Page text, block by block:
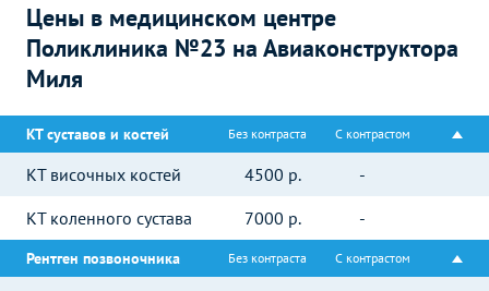
Цены в медицинском центре
Поликлиника №23 на Авиаконструктора
Миля
КТ суставов и костей Без контраста С контрастом
КТ височных костей 4500 р.
-
КТ коленного сустава
7000 р. -
Рентген позвоночника Без контраста С контрастом